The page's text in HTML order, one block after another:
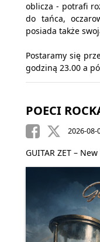
oblicza - potrafi
do tańca,
posiada także
Postaramy się
godziną 23.00 a
POECI
2026-08-
GUITAR ZET –